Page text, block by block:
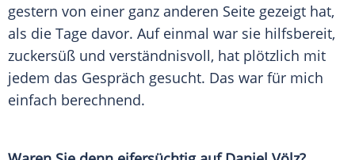
gestern von einer ganz anderen Seite gezeigt hat,
als die Tage davor. Auf einmal war sie hilfsbereit,
zuckersüß und verständnisvoll, hat plötzlich mit
jedem das Gespräch gesucht. Das war für mich
einfach berechnend.